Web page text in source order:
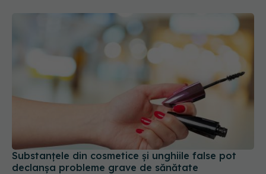
Substanțele din cosmetice și unghiile false pot
declanșa probleme grave de sănătate